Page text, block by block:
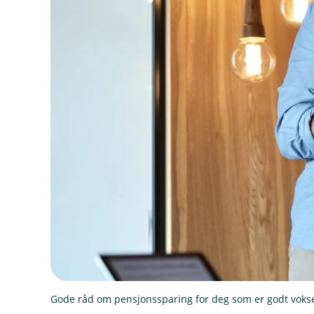
Gode råd om pensjonssparing for deg som er godt